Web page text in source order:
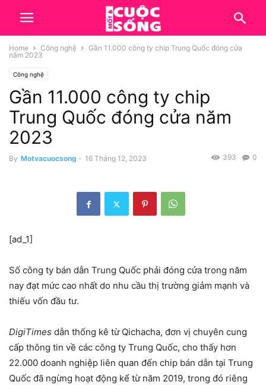
Home Công nghệ
Gần 11.000 công ty chip Trung Quốc đóng cửa
năm 2023
Công nghệ
Gần 11.000 công ty chip
Trung Quốc đóng cửa năm
2023
By Motvacuocsong - 16 Tháng 12, 2023 0
393
[ad_1]
Số công ty bán dẫn Trung Quốc phải đóng cửa trong năm
nay đạt mức cao nhất do nhu cầu thị trường giảm mạnh và
thiếu vốn đầu tư.
DigiTimes dẫn thống kê từ Qichacha, đơn vị chuyên cung
cấp thông tin về các công ty Trung Quốc, cho thấy hơn
22.000 doanh nghiệp liên quan đến chip bán dẫn tại Trung
Quốc đã ngừng hoạt động kể từ năm 2019, trong đó riêng